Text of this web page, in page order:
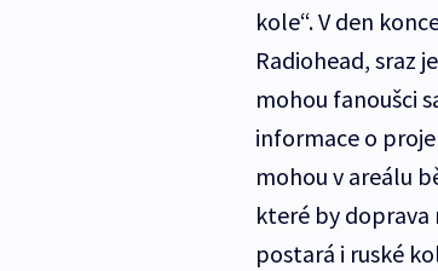
kole“. V den
Radiohead, sraz
mohou fanoušci
informace o
mohou v areálu
které by doprava
postará i ruské